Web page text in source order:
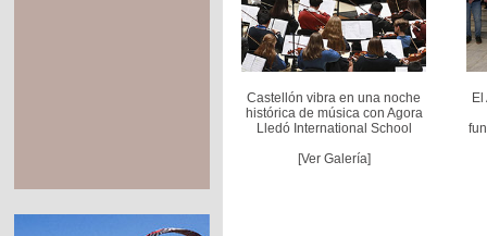
Castellón vibra en una noche
histórica de música con Agora
Lledó International School
[Ver Galería]